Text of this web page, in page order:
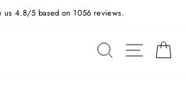
us 4.8/5 based on 1056 reviews.
SZUKAJ